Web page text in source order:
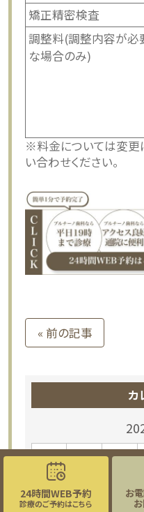
24時間WEB予約
診療のご予約はこちら
お
矯正精密検査
調整料(調整内容が必
な場合のみ)
※料金については変更
い合わせください。
« 前の記事
カ
月 火 水
1
2